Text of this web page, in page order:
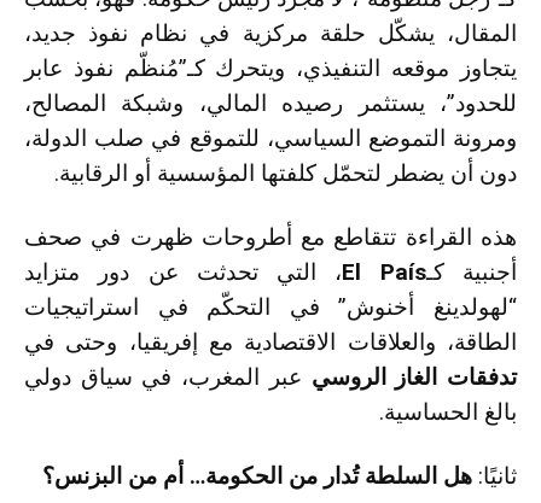
المقال، يشكّل حلقة مركزية في نظام نفوذ جديد،
يتجاوز موقعه التنفيذي، ويتحرك كـ”مُنظّم نفوذ عابر
للحدود”، يستثمر رصيده المالي، وشبكة المصالح،
ومرونة التموضع السياسي، للتموقع في صلب الدولة،
دون أن يضطر لتحمّل كلفتها المؤسسية أو الرقابية.
هذه القراءة تتقاطع مع أطروحات ظهرت في صحف
أجنبية كـEl País، التي تحدثت عن دور متزايد
“لهولدينغ أخنوش” في التحكّم في استراتيجيات
الطاقة، والعلاقات الاقتصادية مع إفريقيا، وحتى في
تدفقات الغاز الروسي عبر المغرب، في سياق دولي
بالغ الحساسية.
ثانيًا: هل السلطة تُدار من الحكومة… أم من البزنس؟